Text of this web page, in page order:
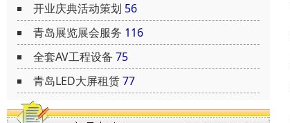
开业庆典活动策划 56
青岛展览展会服务 116
全套AV工程设备 75
青岛LED大屏租赁77